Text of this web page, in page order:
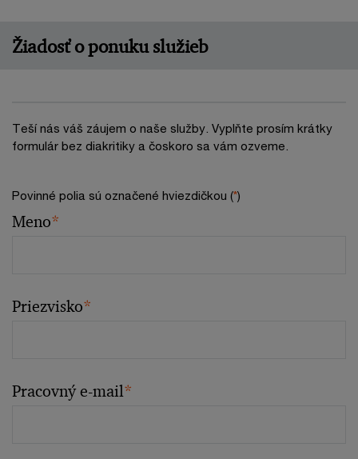
Žiadosť o ponuku služieb
Teší nás váš záujem o naše služby. Vyplňte prosím krátky
formulár bez diakritiky a čoskoro sa vám ozveme.
Povinné polia sú označené hviezdičkou (*)
Meno*
Priezvisko*
Pracovný e-mail*